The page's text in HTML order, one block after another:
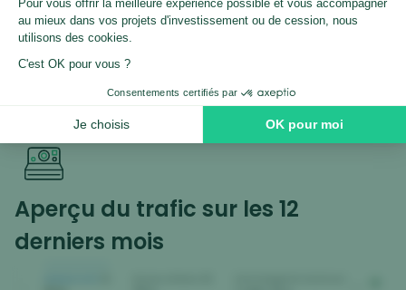
Bases Shopify & dropshipping
Compétences SEO / Ads appréciées mais non
indispensables
Aperçu du trafic sur les 12
derniers mois